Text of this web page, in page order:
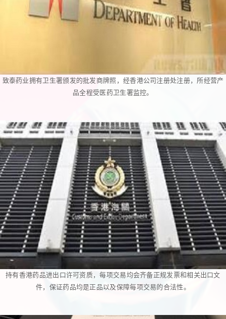
致泰药业拥有卫生署颁发的批发商牌照，经香港公司注册处注册，所经营产
品全程受医药卫生署监控。
持有香港药品进出口许可资质，每项交易均会齐备正规发票和相关出口文
件，保证药品均是正品以及保障每项交易的合法性。